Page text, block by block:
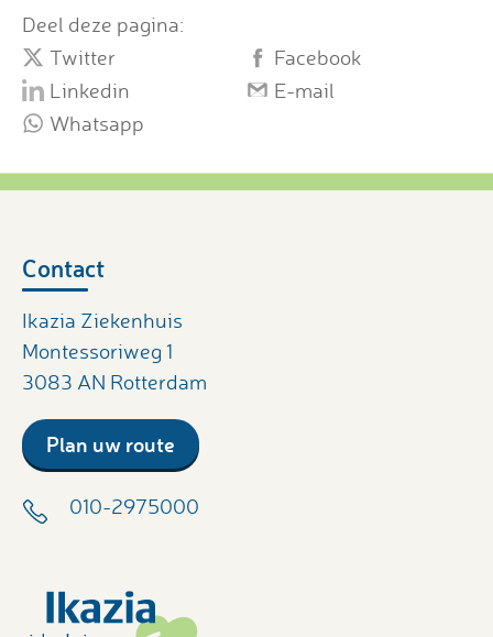
Deel deze pagina:
Twitter
Facebook
Linkedin
E-mail
Whatsapp
Contact
Ikazia Ziekenhuis
Montessoriweg 1
3083 AN Rotterdam
Plan uw route
010-2975000